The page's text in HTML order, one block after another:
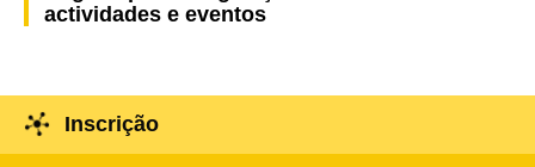
actividades e eventos
Inscrição